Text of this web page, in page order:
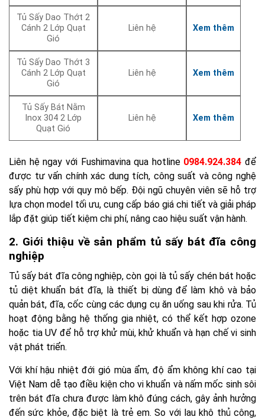
Tủ Sấy Dao Thớt 2
Cánh 2 Lớp Quạt
Gió
Liên hệ Xem thêm
Tủ Sấy Dao Thớt 3
Cánh 2 Lớp Quạt
Gió
Liên hệ Xem thêm
Tủ Sấy Bát Nằm
Inox 304 2 Lớp
Quạt Gió
Liên hệ Xem thêm
Liên hệ ngay với Fushimavina qua hotline 0984.924.384 để
được tư vấn chính xác dung tích, công suất và công nghệ
sấy phù hợp với quy mô bếp. Đội ngũ chuyên viên sẽ hỗ trợ
lựa chọn model tối ưu, cung cấp báo giá chi tiết và giải pháp
lắp đặt giúp tiết kiệm chi phí, nâng cao hiệu suất vận hành.
2. Giới thiệu về sản phẩm tủ sấy bát đĩa công
nghiệp
Tủ sấy bát đĩa công nghiệp, còn gọi là tủ sấy chén bát hoặc
tủ diệt khuẩn bát đĩa, là thiết bị dùng để làm khô và bảo
quản bát, đĩa, cốc cùng các dụng cụ ăn uống sau khi rửa. Tủ
hoạt động bằng hệ thống gia nhiệt, có thể kết hợp ozone
hoặc tia UV để hỗ trợ khử mùi, khử khuẩn và hạn chế vi sinh
vật phát triển.
Với khí hậu nhiệt đới gió mùa ẩm, độ ẩm không khí cao tại
Việt Nam dễ tạo điều kiện cho vi khuẩn và nấm mốc sinh sôi
trên bát đĩa chưa được làm khô đúng cách, gây ảnh hưởng
đến sức khỏe, đặc biệt là trẻ em. So với lau khô thủ công,